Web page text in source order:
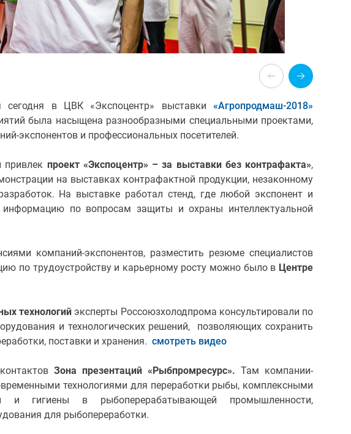
в ЦВК «Экспоцентр» выставки «Агропродмаш-2018»
была насыщена разнообразными специальными проектами,
экспонентов и профессиональных посетителей.
привлек проект «Экспоцентр» – за выставки без контрафакта»,
на выставках контрафактной продукции, незаконному
На выставке работал стенд, где любой экспонент и
информацию по вопросам защиты и охраны интеллектуальной
компаний-экспонентов, разместить резюме специалистов
по трудоустройству и карьерному росту можно было в Центре
технологий эксперты Россоюзхолодпрома консультировали по
и технологических решений, позволяющих сохранить
поставки и хранения.смотреть видео
Зона презентаций «Рыбпромресурс».Там компании-
технологиями для переработки рыбы, комплексными
и гигиены в рыбоперерабатывающей промышленности,
для рыбопереработки.